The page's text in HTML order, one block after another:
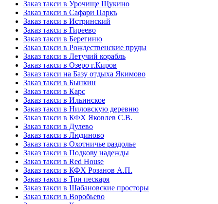
Заказ такси в Урочище Щукино
Заказ такси в Сафари Паркъ
Заказ такси в Истринский
Заказ такси в Гиреево
Заказ такси в Берегиню
Заказ такси в Рождественские пруды
Заказ такси в Летучий корабль
Заказ такси в Озеро г.Киров
Заказ такси на Базу отдыха Якимово
Заказ такси в Бынкин
Заказ такси в Карс
Заказ такси в Ильинское
Заказ такси в Ниловскую деревню
Заказ такси в КФХ Яковлев С.В.
Заказ такси в Дулево
Заказ такси в Людиново
Заказ такси в Охотничье раздолье
Заказ такси в Подкову надежды
Заказ такси в Red Hоusе
Заказ такси в КФХ Розанов А.П.
Заказ такси в Три пескаря
Заказ такси в Шабановские просторы
Заказ такси в Воробьево